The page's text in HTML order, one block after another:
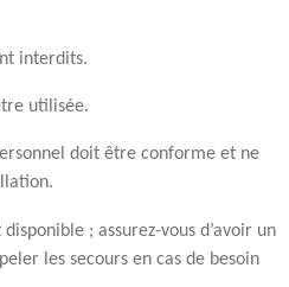
interdits.
utilisée.
doit être conforme et ne
; assurez-vous d’avoir un
les secours en cas de besoin